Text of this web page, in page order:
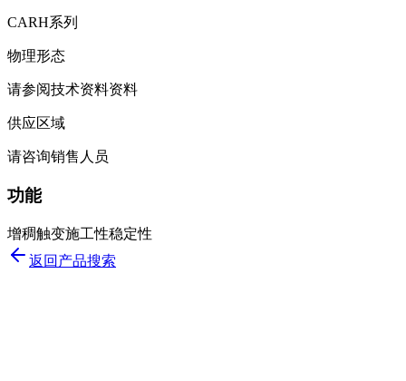
CARH系列
物理形态
请参阅技术资料资料
供应区域
请咨询销售人员
功能
增稠触变施工性稳定性
返回产品搜索